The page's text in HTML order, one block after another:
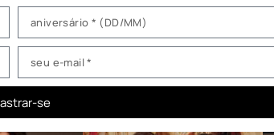
se